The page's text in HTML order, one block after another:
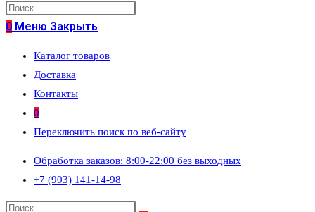
0 Меню Закрыть
Каталог товаров
Доставка
Контакты
0
Переключить поиск по веб-сайту
Обработка заказов: 8:00-22:00 без выходных
+7 (903) 141-14-98